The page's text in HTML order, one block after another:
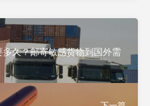
久？邮寄敏感货物到国外需